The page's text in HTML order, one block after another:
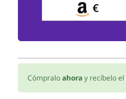
€
Cómpraloahoray recíbelo el